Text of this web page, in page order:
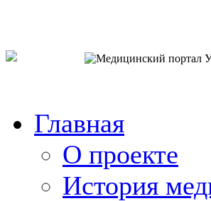
Главная
О проекте
История